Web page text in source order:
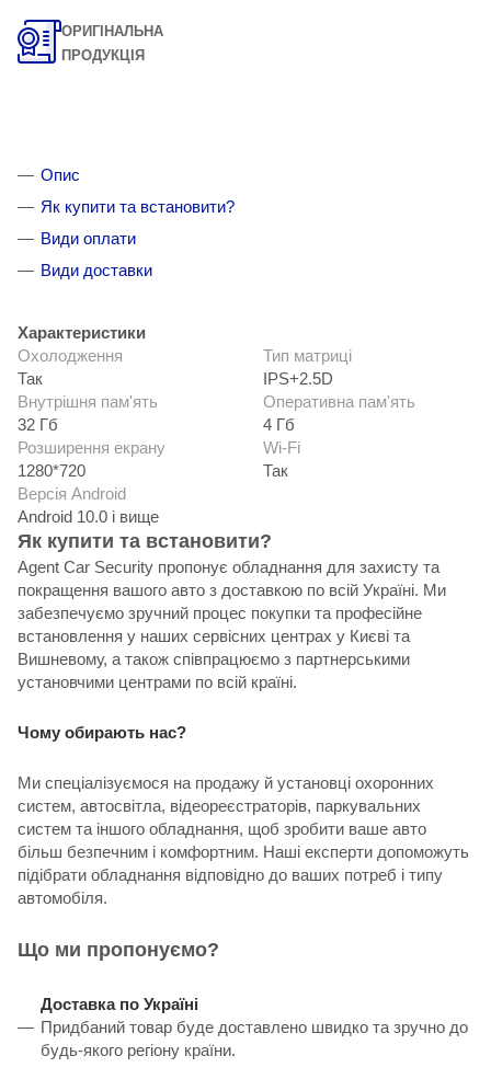
ОРИГІНАЛЬНА
ПРОДУКЦІЯ
Опис
Як купити та встановити?
Види оплати
Види доставки
Характеристики
Охолодження
Так
Тип матриці
IPS+2.5D
Внутрішня пам'ять
32 Гб
Оперативна пам'ять
4 Гб
Розширення екрану
1280*720
Wi-Fi
Так
Версія Android
Android 10.0 і вище
Як купити та встановити?
Agent Car Security пропонує обладнання для захисту та
покращення вашого авто з доставкою по всій Україні. Ми
забезпечуємо зручний процес покупки та професійне
встановлення у наших сервісних центрах у Києві та
Вишневому, а також співпрацюємо з партнерськими
установчими центрами по всій країні.
Чому обирають нас?
Ми спеціалізуємося на продажу й установці охоронних
систем, автосвітла, відеореєстраторів, паркувальних
систем та іншого обладнання, щоб зробити ваше авто
більш безпечним і комфортним. Наші експерти допоможуть
підібрати обладнання відповідно до ваших потреб і типу
автомобіля.
Що ми пропонуємо?
Доставка по Україні
Придбаний товар буде доставлено швидко та зручно до
будь-якого регіону країни.